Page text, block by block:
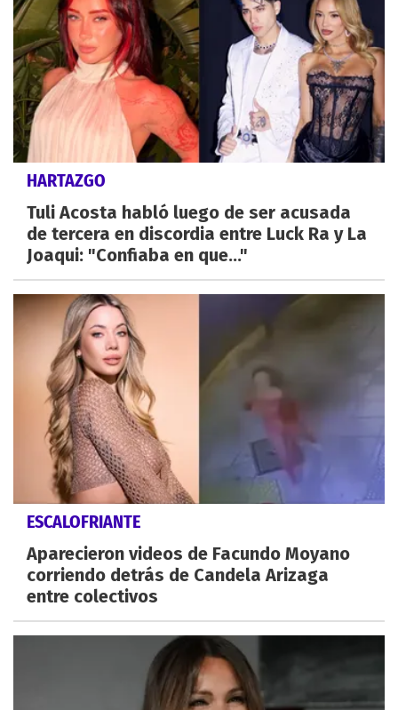
HARTAZGO
Tuli Acosta habló luego de ser acusada
de tercera en discordia entre Luck Ra y La
Joaqui: "Confiaba en que..."
ESCALOFRIANTE
Aparecieron videos de Facundo Moyano
corriendo detrás de Candela Arizaga
entre colectivos